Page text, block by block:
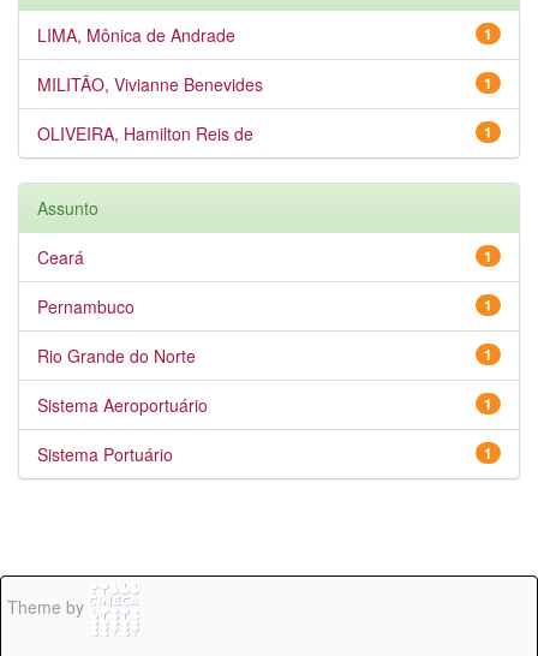
1
LIMA, Mônica de Andrade
1
MILITÃO, Vivianne Benevides
1
OLIVEIRA, Hamilton Reis de
Assunto
1
Ceará
1
Pernambuco
1
Rio Grande do Norte
1
Sistema Aeroportuário
1
Sistema Portuário
Theme by